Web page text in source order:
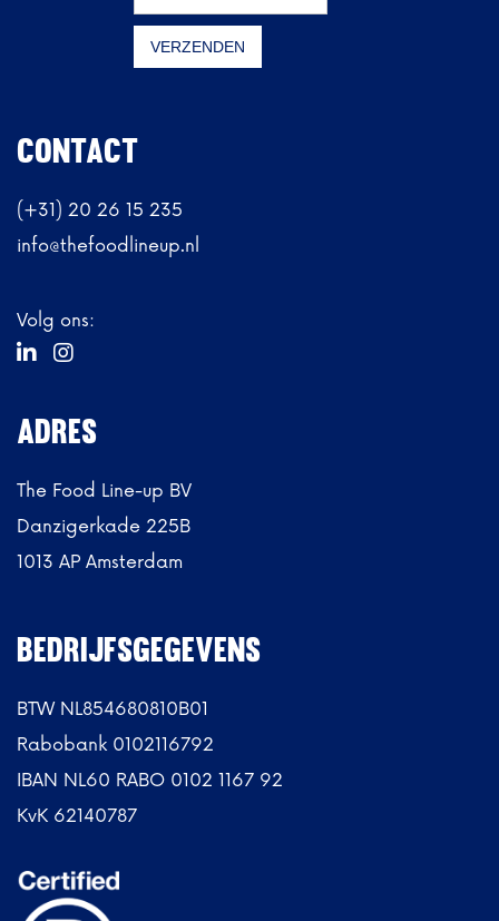
CONTACT
(+31) 20 26 15 235
info@thefoodlineup.nl
Volg ons:
 
ADRES
The Food Line-up BV
Danzigerkade 225B
1013 AP Amsterdam
BEDRIJFSGEGEVENS
BTW NL854680810B01
Rabobank 0102116792
IBAN NL60 RABO 0102 1167 92
KvK 62140787